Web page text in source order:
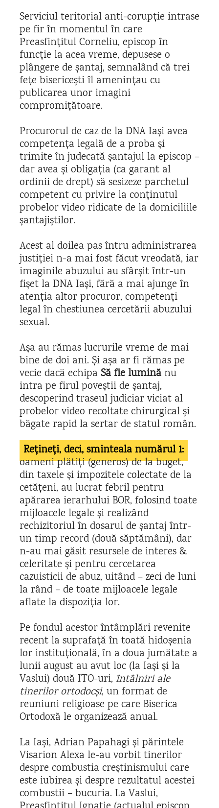
Serviciul teritorial anti-corupție intrase
pe fir în momentul în care
Preasfințitul Corneliu, episcop în
funcție la acea vreme, depusese o
plângere de șantaj, semnalând că trei
fețe bisericești îl amenințau cu
publicarea unor imagini
compromițătoare.
Procurorul de caz de la DNA Iași avea
competența legală de a proba și
trimite în judecată șantajul la episcop –
dar avea și obligația (ca garant al
ordinii de drept) să sesizeze parchetul
competent cu privire la conținutul
probelor video ridicate de la domiciliile
șantajiștilor.
Acest al doilea pas întru administrarea
justiției n-a mai fost făcut vreodată, iar
imaginile abuzului au sfârșit într-un
fișet la DNA Iași, fără a mai ajunge în
atenția altor procuror, competenți
legal în chestiunea cercetării abuzului
sexual.
Așa au rămas lucrurile vreme de mai
bine de doi ani. Și așa ar fi rămas pe
vecie dacă echipa Să fie lumină nu
intra pe firul poveștii de șantaj,
descoperind traseul judiciar viciat al
probelor video recoltate chirurgical și
băgate rapid la sertar de statul român.
Rețineți, deci, sminteala numărul 1:
oameni plătiți (generos) de la buget,
din taxele și impozitele colectate de la
cetățeni, au lucrat febril pentru
apărarea ierarhului BOR, folosind toate
mijloacele legale și realizând
rechizitoriul în dosarul de șantaj într-
un timp record (două săptămâni), dar
n-au mai găsit resursele de interes &
celeritate și pentru cercetarea
cazuisticii de abuz, uitând – zeci de luni
la rând – de toate mijloacele legale
aflate la dispoziția lor.
Pe fondul acestor întâmplări revenite
recent la suprafață în toată hidoșenia
lor instituțională, în a doua jumătate a
lunii august au avut loc (la Iași și la
Vaslui) două ITO-uri, întâlniri ale
tinerilor ortodocși, un format de
reuniuni religioase pe care Biserica
Ortodoxă le organizează anual.
La Iași, Adrian Papahagi și părintele
Visarion Alexa le-au vorbit tinerilor
despre combustia creștinismului care
este iubirea și despre rezultatul acestei
combustii – bucuria. La Vaslui,